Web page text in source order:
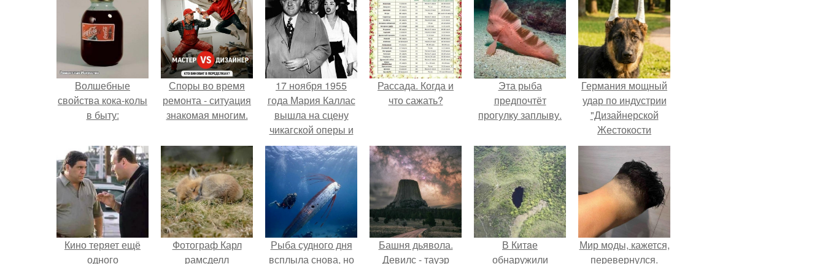
Волшебные
свойства кока-колы
в быту:
Споры во время
ремонта - ситуация
знакомая многим.
17 ноября 1955
года Мария Каллас
вышла на сцену
чикагской оперы и
сорвала овации.
Рассада. Когда и
что сажать?
Эта рыба
предпочтёт
прогулку заплыву.
Германия мощный
удар по индустрии
"Дизайнерской
Жестокости
нанесла".
Кино теряет ещё
одного
Фотограф Карл
рамсделл
Рыба судного дня
всплыла снова, но
Башня дьявола.
Девилс - тауэр
В Китaе
обнаружили
Мир моды, кажется,
перевернулся.